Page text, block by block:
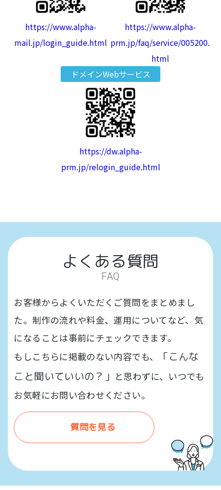
https://www.alpha-
mail.jp/login_guide.html
https://www.alpha-
prm.jp/faq/service/005200.
html
ドメインWebサービス
https://dw.alpha-
prm.jp/relogin_guide.html
よくある質問
FAQ
お客様からよくいただくご質問をまとめまし
た。制作の流れや料金、運用についてなど、気
になることは事前にチェックできます。
もしこちらに掲載のない内容でも、
「こんな
こと聞いていいの？」 と思わずに、いつでも
お気軽にお問い合わせください。
質問を見る